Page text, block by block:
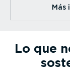
Más
Lo que